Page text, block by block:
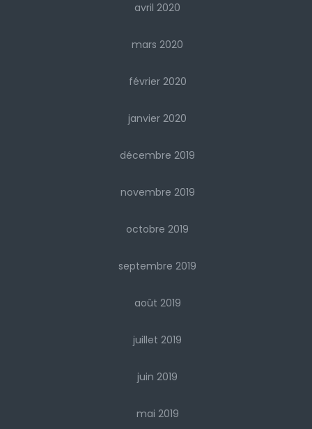
avril 2020
mars 2020
février 2020
janvier 2020
décembre 2019
novembre 2019
octobre 2019
septembre 2019
août 2019
juillet 2019
juin 2019
mai 2019